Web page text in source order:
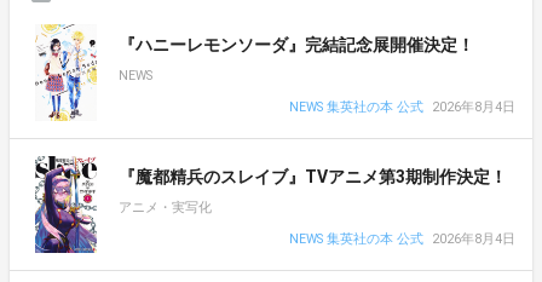
『ハニーレモンソーダ』完結記念展開催決定！
NEWS
NEWS 集英社の本 公式
2026年8月4日
『魔都精兵のスレイブ』TVアニメ第3期制作決定！
アニメ・実写化
NEWS 集英社の本 公式
2026年8月4日